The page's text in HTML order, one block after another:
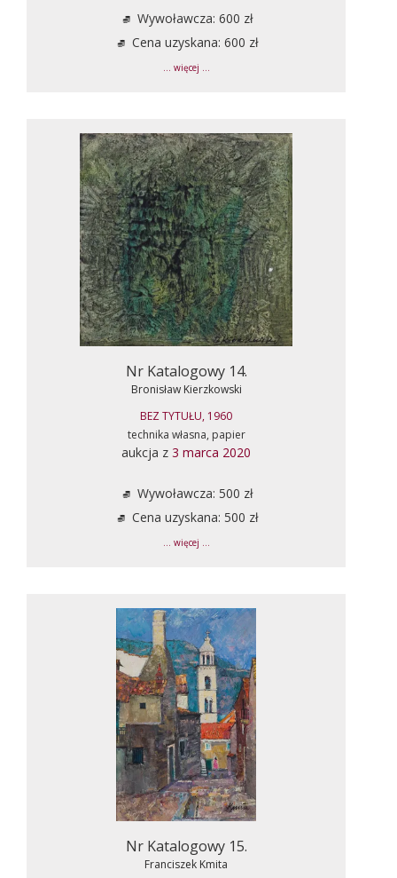
Wywoławcza: 600 zł
Cena uzyskana: 600 zł
... więcej ...
Nr Katalogowy 14.
Bronisław Kierzkowski
BEZ TYTUŁU, 1960
technika własna, papier
aukcja z 3 marca 2020
Wywoławcza: 500 zł
Cena uzyskana: 500 zł
... więcej ...
Nr Katalogowy 15.
Franciszek Kmita